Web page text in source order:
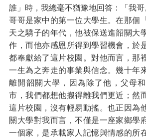
誰」時，我總毫不猶豫地回答：「我哥
哥哥是家中的第一位大學生。在那個
天之驕子的年代，他被保送進韶關大
作，而他亦感恩所得到學習機會，於
都奉獻給了這片校園。對他而言，那
一生為之奔走的事業與信念。幾十年
離開韶關大學，因為除了他，父母
市，我們都想他搬得離我們更近；然
這片校園，沒有輕易動搖。也正因為
關大學對我而言，不僅是一座家鄉學
一個家，是承載家人記憶與情感的所